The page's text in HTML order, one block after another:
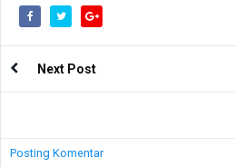
Next Post
Posting Komentar